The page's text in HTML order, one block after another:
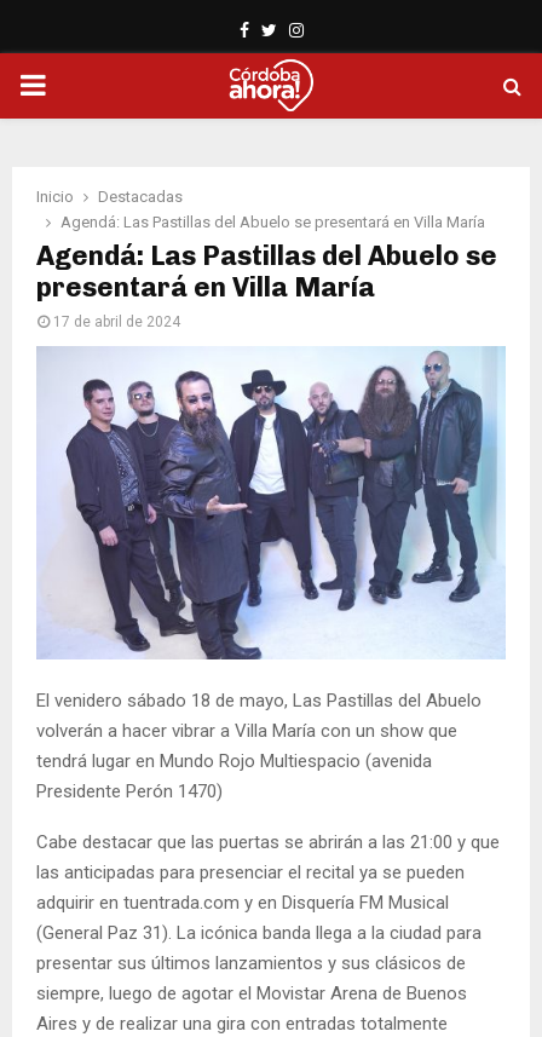
Facebook
TwitterInstagram
PRIMARY
Inicio
Destacadas
Agendá: Las Pastillas del Abuelo se presentará en Villa María
Agendá: Las Pastillas del Abuelo se
presentará en Villa María
17 de abril de 2024
El venidero sábado 18 de mayo, Las Pastillas del Abuelo
volverán a hacer vibrar a Villa María con un show que
tendrá lugar en Mundo Rojo Multiespacio (avenida
Presidente Perón 1470)
Cabe destacar que las puertas se abrirán a las 21:00 y que
las anticipadas para presenciar el recital ya se pueden
adquirir en tuentrada.com y en Disquería FM Musical
(General Paz 31). La icónica banda llega a la ciudad para
presentar sus últimos lanzamientos y sus clásicos de
siempre, luego de agotar el Movistar Arena de Buenos
Aires y de realizar una gira con entradas totalmente